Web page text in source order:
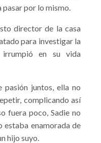
pasar por lo mismo.
director de la casa
para investigar la
irrumpió en su vida
pasión juntos, ella no
complicando así
fuera poco, Sadie no
estaba enamorada de
hijo suyo.